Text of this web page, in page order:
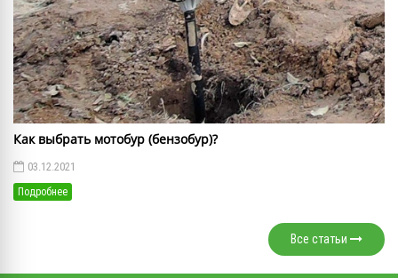
Как выбрать мотобур (бензобур)?
03.12.2021
Подробнее
Все статьи